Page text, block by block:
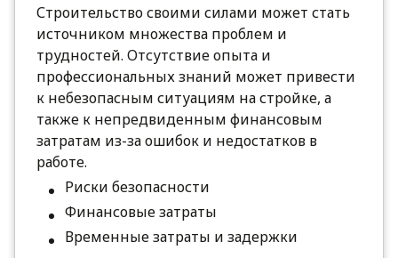
Строительство своими силами может стать
источником множества проблем и
трудностей. Отсутствие опыта и
профессиональных знаний может привести
к небезопасным ситуациям на стройке, а
также к непредвиденным финансовым
затратам из-за ошибок и недостатков в
работе.
Риски безопасности
Финансовые затраты
Временные затраты и задержки